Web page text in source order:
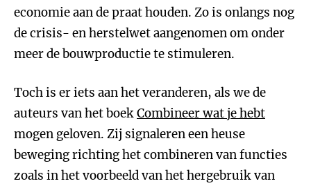
economie aan de praat houden. Zo is onlangs nog
de crisis- en herstelwet aangenomen om onder
meer de bouwproductie te stimuleren.
Toch is er iets aan het veranderen, als we de
auteurs van het boekCombineer wat je hebt
mogen geloven. Zij signaleren een heuse
beweging richting het combineren van functies
zoals in het voorbeeld van het hergebruik van